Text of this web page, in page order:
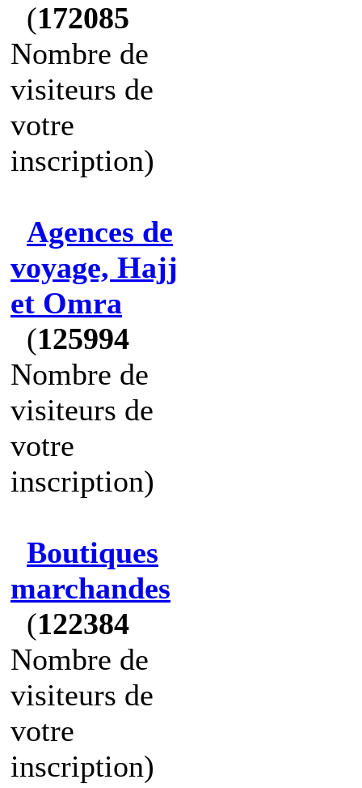
(172085
Nombre de
visiteurs de
votre
inscription)
Agences de
voyage, Hajj
et Omra
(125994
Nombre de
visiteurs de
votre
inscription)
Boutiques
marchandes
(122384
Nombre de
visiteurs de
votre
inscription)